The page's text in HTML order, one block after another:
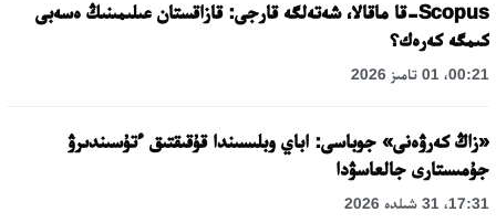
Scopus-قا ماقالا، شەتەلگە قارجى: قازاقستان عىلىمىنىڭ ەسەبى
كىمگە كەرەك؟
00:21، 01 تامىز 2026
«زاڭ كەرۋەنى» جوباسى: اباي وبلىسىندا قۇقىقتىق ءتۇسىندىرۋ
جۇمىستارى جالعاسۋدا
17:31، 31 شىلدە 2026